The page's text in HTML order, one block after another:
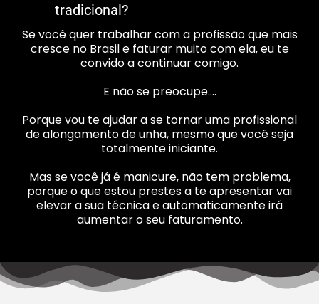
tradicional?
Se você quer trabalhar com a profissão que mais
cresce no Brasil e faturar muito com ela, eu te
convido a continuar comigo.
E não se preocupe….
Porque vou te ajudar a se tornar uma profissional
de alongamento de unha, mesmo que você seja
totalmente iniciante.
Mas se você já é manicure, não tem problema,
porque o que estou prestes a te apresentar vai
elevar a sua técnica e automaticamente irá
aumentar o seu faturamento.